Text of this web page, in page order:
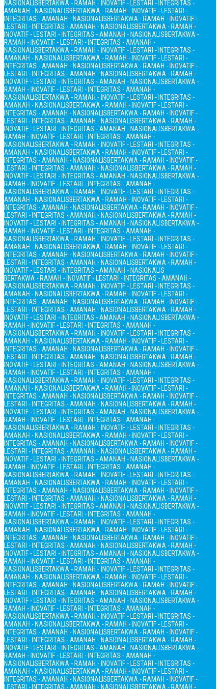
NASIONALISBERTAKWA - RAMAH - INOVATIF - LESTARI - INTEGRITAS -
AMANAH - NASIONALISBERTAKWA - RAMAH - INOVATIF - LESTARI -
INTEGRITAS - AMANAH - NASIONALISBERTAKWA - RAMAH - INOVATIF -
LESTARI - INTEGRITAS - AMANAH - NASIONALISBERTAKWA - RAMAH -
INOVATIF - LESTARI - INTEGRITAS - AMANAH - NASIONALISBERTAKWA -
RAMAH - INOVATIF - LESTARI - INTEGRITAS - AMANAH -
NASIONALISBERTAKWA - RAMAH - INOVATIF - LESTARI - INTEGRITAS -
AMANAH - NASIONALISBERTAKWA - RAMAH - INOVATIF - LESTARI -
INTEGRITAS - AMANAH - NASIONALISBERTAKWA - RAMAH - INOVATIF -
LESTARI - INTEGRITAS - AMANAH - NASIONALISBERTAKWA - RAMAH -
INOVATIF - LESTARI - INTEGRITAS - AMANAH - NASIONALISBERTAKWA -
RAMAH - INOVATIF - LESTARI - INTEGRITAS - AMANAH -
NASIONALISBERTAKWA - RAMAH - INOVATIF - LESTARI - INTEGRITAS -
AMANAH - NASIONALISBERTAKWA - RAMAH - INOVATIF - LESTARI -
INTEGRITAS - AMANAH - NASIONALISBERTAKWA - RAMAH - INOVATIF -
LESTARI - INTEGRITAS - AMANAH - NASIONALISBERTAKWA - RAMAH -
INOVATIF - LESTARI - INTEGRITAS - AMANAH - NASIONALISBERTAKWA -
RAMAH - INOVATIF - LESTARI - INTEGRITAS - AMANAH -
NASIONALISBERTAKWA - RAMAH - INOVATIF - LESTARI - INTEGRITAS -
AMANAH - NASIONALISBERTAKWA - RAMAH - INOVATIF - LESTARI -
INTEGRITAS - AMANAH - NASIONALISBERTAKWA - RAMAH - INOVATIF -
LESTARI - INTEGRITAS - AMANAH - NASIONALISBERTAKWA - RAMAH -
INOVATIF - LESTARI - INTEGRITAS - AMANAH - NASIONALISBERTAKWA -
RAMAH - INOVATIF - LESTARI - INTEGRITAS - AMANAH -
NASIONALISBERTAKWA - RAMAH - INOVATIF - LESTARI - INTEGRITAS -
AMANAH - NASIONALISBERTAKWA - RAMAH - INOVATIF - LESTARI -
INTEGRITAS - AMANAH - NASIONALISBERTAKWA - RAMAH - INOVATIF -
LESTARI - INTEGRITAS - AMANAH - NASIONALISBERTAKWA - RAMAH -
INOVATIF - LESTARI - INTEGRITAS - AMANAH - NASIONALISBERTAKWA -
RAMAH - INOVATIF - LESTARI - INTEGRITAS - AMANAH -
NASIONALISBERTAKWA - RAMAH - INOVATIF - LESTARI - INTEGRITAS -
AMANAH - NASIONALISBERTAKWA - RAMAH - INOVATIF - LESTARI -
INTEGRITAS - AMANAH - NASIONALISBERTAKWA - RAMAH - INOVATIF -
LESTARI - INTEGRITAS - AMANAH - NASIONALISBERTAKWA - RAMAH -
INOVATIF - LESTARI - INTEGRITAS - AMANAH - NASIONALIS
BERTAKWA - RAMAH - INOVATIF - LESTARI - INTEGRITAS - AMANAH -
NASIONALISBERTAKWA - RAMAH - INOVATIF - LESTARI - INTEGRITAS -
AMANAH - NASIONALISBERTAKWA - RAMAH - INOVATIF - LESTARI -
INTEGRITAS - AMANAH - NASIONALISBERTAKWA - RAMAH - INOVATIF -
LESTARI - INTEGRITAS - AMANAH - NASIONALISBERTAKWA - RAMAH -
INOVATIF - LESTARI - INTEGRITAS - AMANAH - NASIONALISBERTAKWA -
RAMAH - INOVATIF - LESTARI - INTEGRITAS - AMANAH -
NASIONALISBERTAKWA - RAMAH - INOVATIF - LESTARI - INTEGRITAS -
AMANAH - NASIONALISBERTAKWA - RAMAH - INOVATIF - LESTARI -
INTEGRITAS - AMANAH - NASIONALISBERTAKWA - RAMAH - INOVATIF -
LESTARI - INTEGRITAS - AMANAH - NASIONALISBERTAKWA - RAMAH -
INOVATIF - LESTARI - INTEGRITAS - AMANAH - NASIONALISBERTAKWA -
RAMAH - INOVATIF - LESTARI - INTEGRITAS - AMANAH -
NASIONALISBERTAKWA - RAMAH - INOVATIF - LESTARI - INTEGRITAS -
AMANAH - NASIONALISBERTAKWA - RAMAH - INOVATIF - LESTARI -
INTEGRITAS - AMANAH - NASIONALISBERTAKWA - RAMAH - INOVATIF -
LESTARI - INTEGRITAS - AMANAH - NASIONALISBERTAKWA - RAMAH -
INOVATIF - LESTARI - INTEGRITAS - AMANAH - NASIONALISBERTAKWA -
RAMAH - INOVATIF - LESTARI - INTEGRITAS - AMANAH -
NASIONALISBERTAKWA - RAMAH - INOVATIF - LESTARI - INTEGRITAS -
AMANAH - NASIONALISBERTAKWA - RAMAH - INOVATIF - LESTARI -
INTEGRITAS - AMANAH - NASIONALISBERTAKWA - RAMAH - INOVATIF -
LESTARI - INTEGRITAS - AMANAH - NASIONALISBERTAKWA - RAMAH -
INOVATIF - LESTARI - INTEGRITAS - AMANAH - NASIONALISBERTAKWA -
RAMAH - INOVATIF - LESTARI - INTEGRITAS - AMANAH -
NASIONALISBERTAKWA - RAMAH - INOVATIF - LESTARI - INTEGRITAS -
AMANAH - NASIONALISBERTAKWA - RAMAH - INOVATIF - LESTARI -
INTEGRITAS - AMANAH - NASIONALISBERTAKWA - RAMAH - INOVATIF -
LESTARI - INTEGRITAS - AMANAH - NASIONALISBERTAKWA - RAMAH -
INOVATIF - LESTARI - INTEGRITAS - AMANAH - NASIONALISBERTAKWA -
RAMAH - INOVATIF - LESTARI - INTEGRITAS - AMANAH -
NASIONALISBERTAKWA - RAMAH - INOVATIF - LESTARI - INTEGRITAS -
AMANAH - NASIONALISBERTAKWA - RAMAH - INOVATIF - LESTARI -
INTEGRITAS - AMANAH - NASIONALISBERTAKWA - RAMAH - INOVATIF -
LESTARI - INTEGRITAS - AMANAH - NASIONALISBERTAKWA - RAMAH -
INOVATIF - LESTARI - INTEGRITAS - AMANAH - NASIONALISBERTAKWA -
RAMAH - INOVATIF - LESTARI - INTEGRITAS - AMANAH -
NASIONALISBERTAKWA - RAMAH - INOVATIF - LESTARI - INTEGRITAS -
AMANAH - NASIONALISBERTAKWA - RAMAH - INOVATIF - LESTARI -
INTEGRITAS - AMANAH - NASIONALISBERTAKWA - RAMAH - INOVATIF -
LESTARI - INTEGRITAS - AMANAH - NASIONALISBERTAKWA - RAMAH -
INOVATIF - LESTARI - INTEGRITAS - AMANAH - NASIONALISBERTAKWA -
RAMAH - INOVATIF - LESTARI - INTEGRITAS - AMANAH -
NASIONALISBERTAKWA - RAMAH - INOVATIF - LESTARI - INTEGRITAS -
AMANAH - NASIONALISBERTAKWA - RAMAH - INOVATIF - LESTARI -
INTEGRITAS - AMANAH - NASIONALISBERTAKWA - RAMAH - INOVATIF -
LESTARI - INTEGRITAS - AMANAH - NASIONALISBERTAKWA - RAMAH -
INOVATIF - LESTARI - INTEGRITAS - AMANAH - NASIONALISBERTAKWA -
RAMAH - INOVATIF - LESTARI - INTEGRITAS - AMANAH -
NASIONALISBERTAKWA - RAMAH - INOVATIF - LESTARI - INTEGRITAS -
AMANAH - NASIONALISBERTAKWA - RAMAH - INOVATIF - LESTARI -
INTEGRITAS - AMANAH - NASIONALISBERTAKWA - RAMAH - INOVATIF -
LESTARI - INTEGRITAS - AMANAH - NASIONALISBERTAKWA - RAMAH -